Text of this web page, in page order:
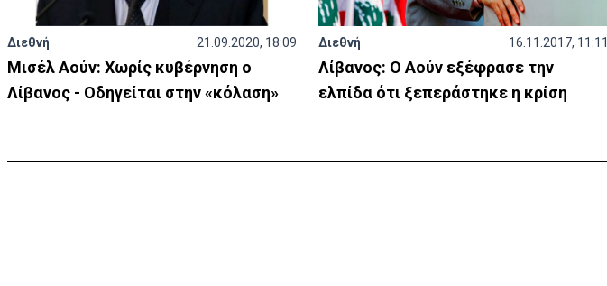
Διεθνή 21.09.2020, 18:09
Μισέλ Αούν: Χωρίς κυβέρνηση ο
Λίβανος - Οδηγείται στην «κόλαση»
Διεθνή 16.11.2017, 11:11
Λίβανος: Ο Αούν εξέφρασε την
ελπίδα ότι ξεπεράστηκε η κρίση